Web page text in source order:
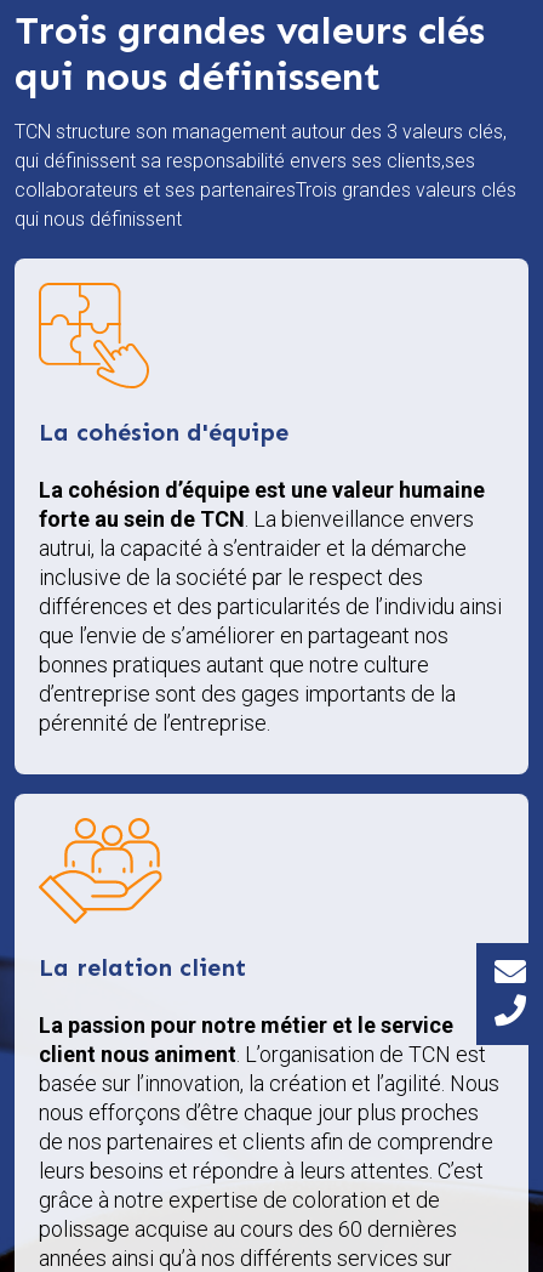
Trois grandes valeurs clés
qui nous définissent
TCN structure son management autour des 3 valeurs clés,
qui définissent sa responsabilité envers ses clients,ses
collaborateurs et ses partenairesTrois grandes valeurs clés
qui nous définissent
La cohésion d'équipe
La cohésion d’équipe est une valeur humaine
forte au sein de TCN . La bienveillance envers
autrui, la capacité à s’entraider et la démarche
inclusive de la société par le respect des
différences et des particularités de l’individu ainsi
que l’envie de s’améliorer en partageant nos
bonnes pratiques autant que notre culture
d’entreprise sont des gages importants de la
pérennité de l’entreprise.
La relation client
La passion pour notre métier et le service
client nous animent . L’organisation de TCN est
basée sur l’innovation, la création et l’agilité. Nous
nous efforçons d’être chaque jour plus proches
de nos partenaires et clients afin de comprendre
leurs besoins et répondre à leurs attentes. C’est
grâce à notre expertise de coloration et de
polissage acquise au cours des 60 dernières
années ainsi qu’à nos différents services sur